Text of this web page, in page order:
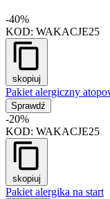
-40%
KOD: WAKACJE25
skopiuj
Pakiet alergiczny
Sprawdź
-20%
KOD: WAKACJE25
skopiuj
Pakiet alergika na start